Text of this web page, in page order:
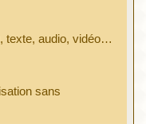
texte, audio, vidéo…
sans